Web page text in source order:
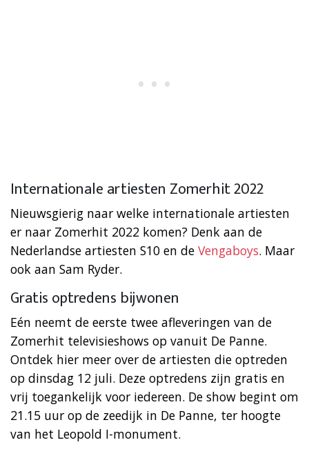
Internationale artiesten Zomerhit 2022
Nieuwsgierig naar welke internationale artiesten
er naar Zomerhit 2022 komen? Denk aan de
Nederlandse artiesten S10 en de Vengaboys. Maar
ook aan Sam Ryder.
Gratis optredens bijwonen
Eén neemt de eerste twee afleveringen van de
Zomerhit televisieshows op vanuit De Panne.
Ontdek hier meer over de artiesten die optreden
op dinsdag 12 juli. Deze optredens zijn gratis en
vrij toegankelijk voor iedereen. De show begint om
21.15 uur op de zeedijk in De Panne, ter hoogte
van het Leopold I-monument.